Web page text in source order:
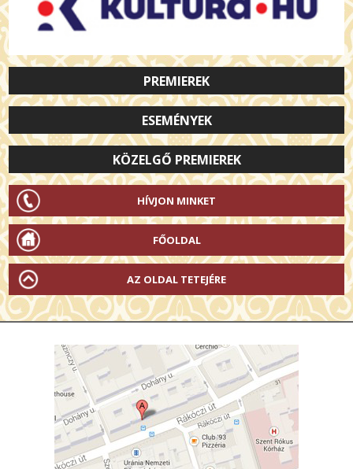
PREMIEREK
ESEMÉNYEK
KÖZELGŐ PREMIEREK
HÍVJON MINKET
FŐOLDAL
AZ OLDAL TETEJÉRE